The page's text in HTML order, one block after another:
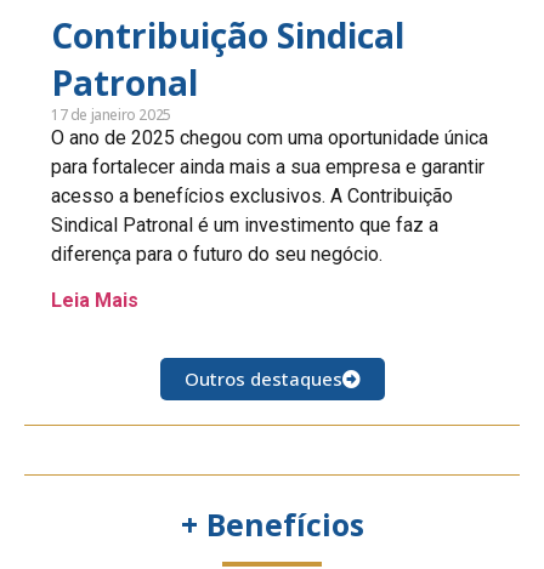
Contribuição Sindical
Patronal
17 de janeiro 2025
O ano de 2025 chegou com uma oportunidade única
para fortalecer ainda mais a sua empresa e garantir
acesso a benefícios exclusivos. A Contribuição
Sindical Patronal é um investimento que faz a
diferença para o futuro do seu negócio.
Leia Mais
Outros destaques
+ Benefícios